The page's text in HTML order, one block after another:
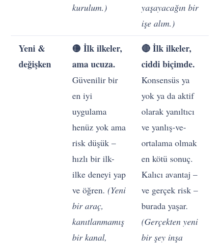
kurulum.)
yaşayacağın bir
işe alım.)
Yeni &
değişken
🟡 İlk ilkeler,
ama ucuza.
Güvenilir bir
en iyi
uygulama
henüz yok ama
risk düşük –
hızlı bir ilk-
ilke deneyi yap
ve öğren.(Yeni
bir araç,
kanıtlanmamış
bir kanal,
🔴 İlk ilkeler,
ciddi biçimde.
Konsensüs ya
yok ya da aktif
olarak yanıltıcı
ve yanlış-ve-
ortalama olmak
en kötü sonuç.
Kalıcı avantaj –
ve gerçek risk –
burada yaşar.
(Gerçekten yeni
bir şey inşa